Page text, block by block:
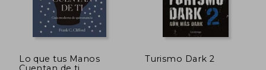
Lo que tus Manos
Turismo Dark 2